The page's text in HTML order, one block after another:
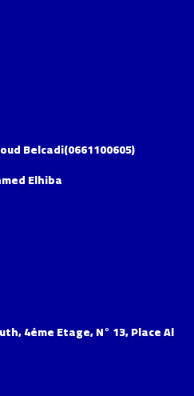
Belcadi(0661100605)
Elhiba
4éme Etage, N° 13, Place Al